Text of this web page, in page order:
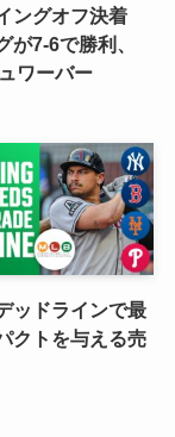
ングオフ決着
が7-6で勝利、
ワーバー
ッドラインで最
クトを与える売